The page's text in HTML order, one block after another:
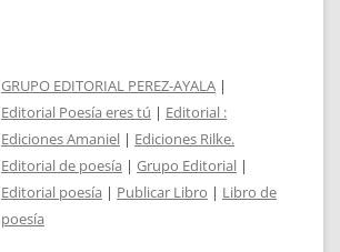
GRUPO EDITORIAL PEREZ-AYALA |
Editorial Poesía eres tú | Editorial :
Ediciones Amaniel | Ediciones Rilke.
Editorial de poesía | Grupo Editorial |
Editorial poesía | Publicar Libro | Libro de
poesía